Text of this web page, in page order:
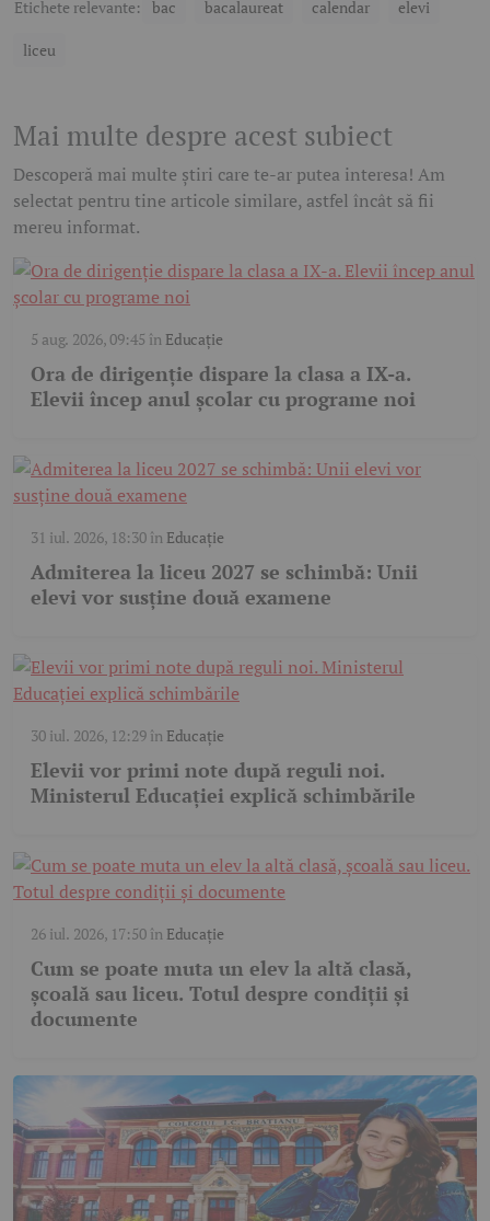
Etichete relevante: bac bacalaureat calendar elevi
liceu
Mai multe despre acest subiect
Descoperă mai multe știri care te-ar putea interesa! Am
selectat pentru tine articole similare, astfel încât să fii
mereu informat.
5 aug. 2026, 09:45 în Educație
Ora de dirigenție dispare la clasa a IX-a.
Elevii încep anul școlar cu programe noi
31 iul. 2026, 18:30în Educație
Admiterea la liceu 2027 se schimbă: Unii
elevi vor susține două examene
30 iul. 2026, 12:29în Educație
Elevii vor primi note după reguli noi.
Ministerul Educației explică schimbările
26 iul. 2026, 17:50în Educație
Cum se poate muta un elev la altă clasă,
școală sau liceu. Totul despre condiții și
documente